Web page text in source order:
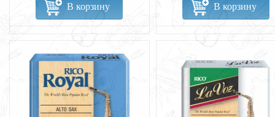
В корзину В корзину